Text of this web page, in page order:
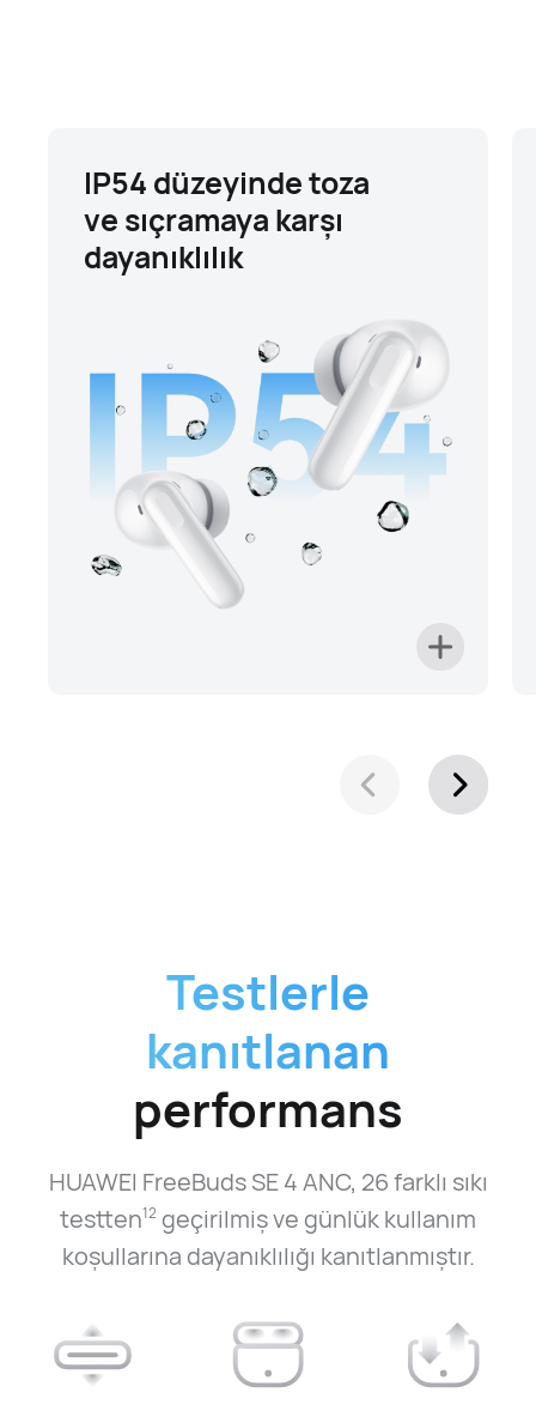
IP54 düzeyinde toza
ve sıçramaya karşı
dayanıklılık
Testlerle
kanıtlanan
performans
HUAWEI FreeBuds SE 4 ANC, 26 farklı sıkı
testten12 geçirilmiş ve günlük kullanım
koşullarına dayanıklılığı kanıtlanmıştır.